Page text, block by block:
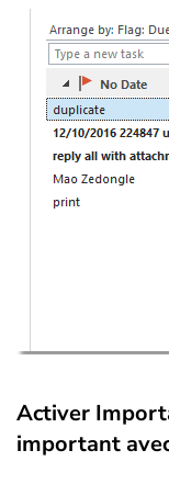
Activer
important